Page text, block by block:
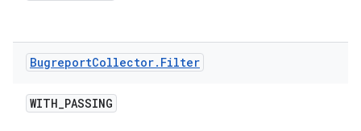
BugreportCollector. Filter
WITH_PASSING